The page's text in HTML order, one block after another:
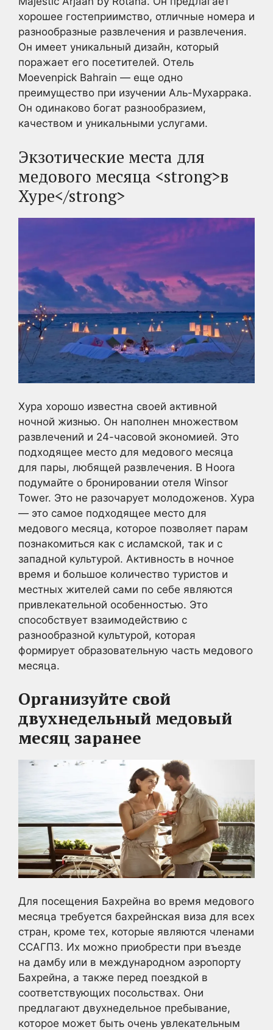
хорошее гостеприимство, отличные номера и
разнообразные развлечения и развлечения.
Он имеет уникальный дизайн, который
поражает его посетителей. Отель
Moevenpick Bahrain — еще одно
преимущество при изучении Аль-Мухаррака.
Он одинаково богат разнообразием,
качеством и уникальными услугами.
Экзотические места для
медового месяца <strong>в
Хуре</strong>
Хура хорошо известна своей активной
ночной жизнью. Он наполнен множеством
развлечений и 24-часовой экономией. Это
подходящее место для медового месяца
для пары, любящей развлечения. В Hoora
подумайте о бронировании отеля Winsor
Tower. Это не разочарует молодоженов. Хура
— это самое подходящее место для
медового месяца, которое позволяет парам
познакомиться как с исламской, так и с
западной культурой. Активность в ночное
время и большое количество туристов и
местных жителей сами по себе являются
привлекательной особенностью. Это
способствует взаимодействию с
разнообразной культурой, которая
формирует образовательную часть медового
месяца.
Организуйте свой
двухнедельный медовый
месяц заранее
Для посещения Бахрейна во время медового
месяца требуется бахрейнская виза для всех
стран, кроме тех, которые являются членами
ССАГПЗ. Их можно приобрести при въезде
на дамбу или в международном аэропорту
Бахрейна, а также перед поездкой в
соответствующих посольствах. Они
предлагают двухнедельное пребывание,
которое может быть очень увлекательным